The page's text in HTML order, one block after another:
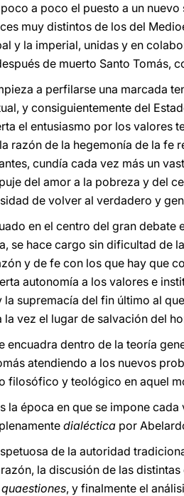
a poco el puesto a un
muy distintos de los del
y la imperial, unidas y en
de muerto Santo Tomás,
a perfilarse una marcada
y consiguientemente del
el entusiasmo por los valores
razón de la hegemonía de la fe
cundía cada vez más un
del amor a la pobreza y del
de volver al verdadero y
en el centro del gran debate
se hace cargo sin dificultad de
y de fe con los que hay que
autonomía a los valores e
la supremacía del fin último al
la vez el lugar de salvación del
encuadra dentro de la teoría
atendiendo a los nuevos
filosófico y teológico en aquel
la época en que se impone
dialéctica por
de la autoridad
la discusión de las
quaestiones, y finalmente el